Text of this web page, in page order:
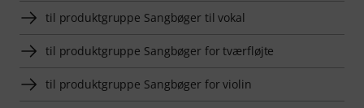
til produktgruppe Sangbøger til vokal
til produktgruppe Sangbøger for tværfløjte
til produktgruppe Sangbøger for violin